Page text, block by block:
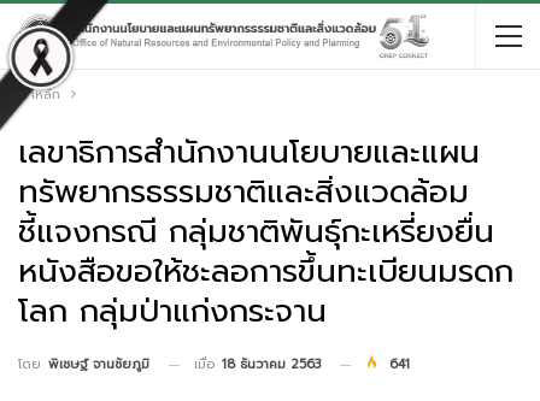
หน้าหลัก
เลขาธิการสำนักงานนโยบายและแผน
ทรัพยากรธรรมชาติและสิ่งแวดล้อม
ชี้แจงกรณี กลุ่มชาติพันธุ์กะเหรี่ยงยื่น
หนังสือขอให้ชะลอการขึ้นทะเบียนมรดก
โลก กลุ่มป่าแก่งกระจาน
โดย พิเชษฐ์ จานชัยภูมิ เมื่อ 18 ธันวาคม 2563 641